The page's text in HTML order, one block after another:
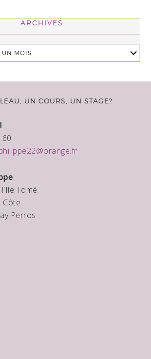
ARCHIVES
UN COURS, UN STAGE?
Tomé
Côte
Perros